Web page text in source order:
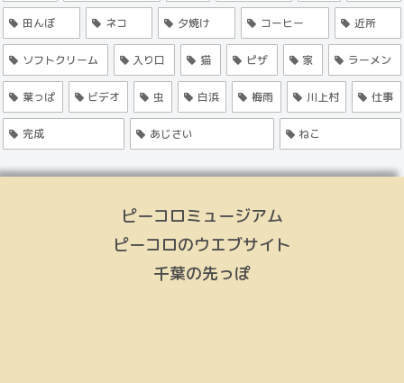
田んぼ ネコ 夕焼け コーヒー 近所
ソフトクリーム 入り口 猫 ピザ 家 ラーメン
葉っぱ ビデオ 虫 白浜 梅雨 川上村 仕事
完成 あじさい ねこ
ピーコロミュージアム
ピーコロのウエブサイト
千葉の先っぽ